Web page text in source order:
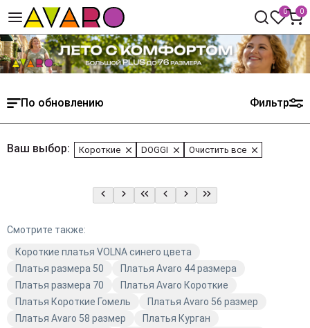
0 0
По обновлению Фильтр
Ваш выбор: Короткие DOGGI Очистить все
Смотрите также:
Короткие платья VOLNA синего цвета
Платья размера 50
Платья Avaro 44 размера
Платья размера 70
Платья Avaro Короткие
Платья Короткие Гомель
Платья Avaro 56 размер
Платья Avaro 58 размер
Платья Курган